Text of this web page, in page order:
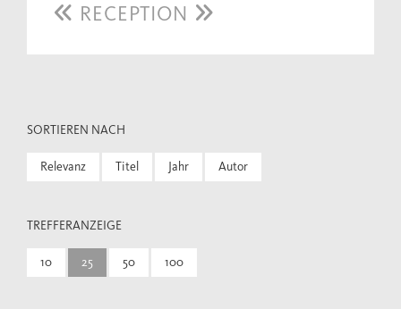
RECEPTION
SORTIEREN NACH
Relevanz Titel Jahr Autor
TREFFERANZEIGE
10 25 50 100